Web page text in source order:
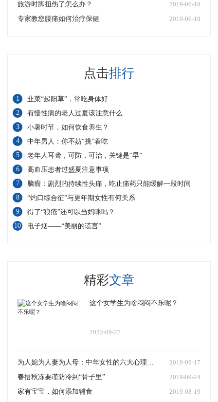
旅游时脚扭伤了怎么办？
2019-06-18
专家教您腰痛如何治疗保健
2019-06-18
点击排行
1
韭菜“起阳草”，常吃身体好
2
有慢性病的老人过夏该注意什么
3
小暑时节，如何饮食养生？
4
中年男人：你不妨“挑”着吃
5
老年人耳聋，可防，可治，关键是“早”
6
高血压患者过盛夏注意事项
7
脑瘤：剧烈的持续性头痛，吃止痛药只能缓解一段时间
8
“灼口综合征”与更年期女性有何关系
9
得了“狼疮”还可以当妈咪吗？
10
电子烟——“美丽的谎言”
精彩文章
这个女学生为啥闷闷不乐呢？
2022-09-27
为人媳为人妻为人母：中年女性的六大心理危机
2019-09-17
春捂秋冻要谨防冷到“骨子里”
2019-09-24
家有宝宝，如何添加辅食
2019-08-19